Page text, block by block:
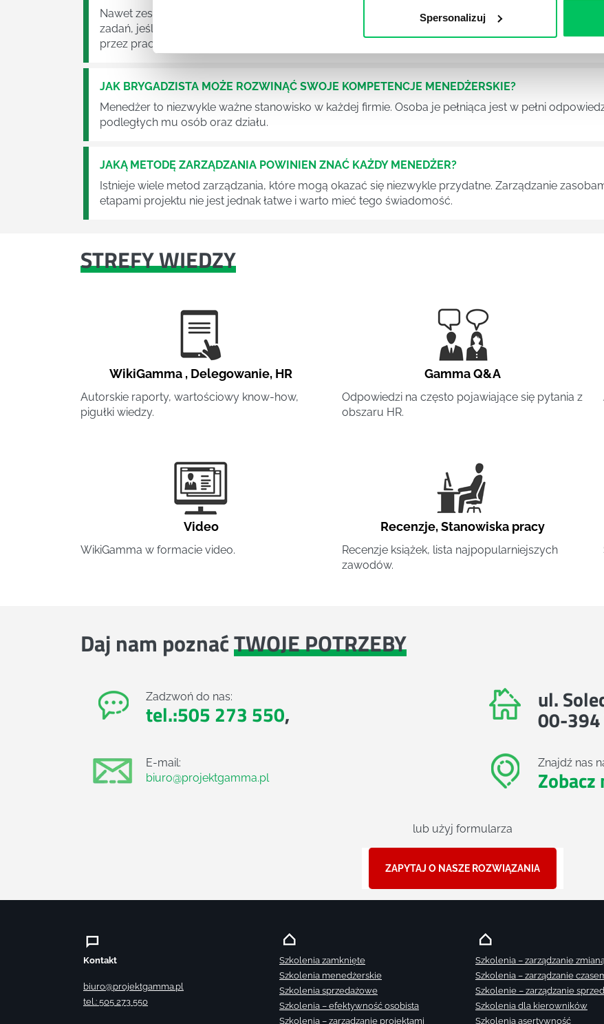
Spersonalizuj
Nawet zespół złożony z doskonale wykształconych i kompetentnych pracowników nie będzie w
zadań, jeśli zabraknie w nim odpowiedniego kierownictwa. Zawsze niezbędna jest osoba
przez pracowników.
JAK BRYGADZISTA MOŻE ROZWINĄĆ SWOJE KOMPETENCJE MENEDŻERSKIE?
Menedżer to niezwykle ważne stanowisko w każdej firmie. Osoba je pełniąca jest w pełni
podległych mu osób oraz działu.
JAKĄ METODĘ ZARZĄDZANIA POWINIEN ZNAĆ KAŻDY MENEDŻER?
Istnieje wiele metod zarządzania, które mogą okazać się niezwykle przydatne. Zarządzanie
etapami projektu nie jest jednak łatwe i warto mieć tego świadomość.
STREFY WIEDZY
WikiGamma , Delegowanie, HR
Autorskie raporty, wartościowy know-how,
pigułki wiedzy.
Gamma Q&A
Odpowiedzi na często pojawiające się pytania z
obszaru HR.
Video
WikiGamma w formacie video.
Recenzje,Stanowiska pracy
Recenzje książek, lista najpopularniejszych
zawodów.
Daj nam poznaćTWOJE POTRZEBY
Zadzwoń do nas:
tel.:505 273 550,
E-mail:
biuro@projektgamma.pl
ul.
00-394
Znajdź nas
Zobacz
lub użyj formularza
ZAPYTAJ O NASZE ROZWIĄZANIA
Kontakt
biuro@projektgamma.pl
tel.: 505 273 550
Szkolenia zamknięte
Szkolenia menedżerskie
Szkolenia sprzedażowe
Szkolenia – efektywność osobista
Szkolenia – zarządzanie projektami
Szkolenia – zarządzanie
Szkolenia – zarządzanie
Szkolenie – zarządzanie
Szkolenia dla kierowników
Szkolenia asertywność